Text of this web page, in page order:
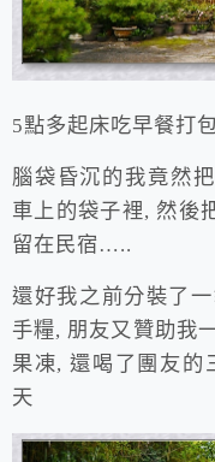
5點多起床吃早餐打
腦袋昏沉的我竟然
車上的袋子裡, 然後
留在民宿…..
還好我之前分裝了
手糧, 朋友又贊助我
果凍, 還喝了團友
天